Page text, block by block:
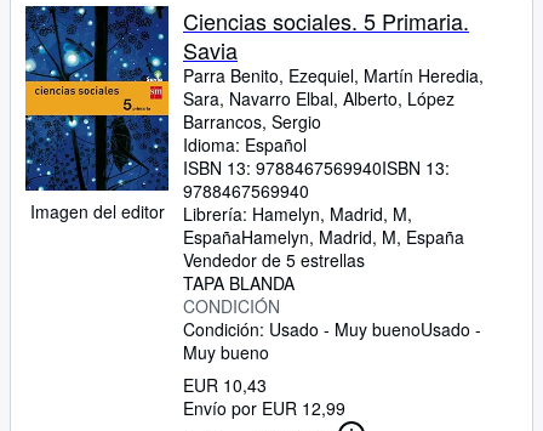
Imagen del editor
Ciencias sociales. 5 Primaria.
Savia
Parra Benito, Ezequiel, Martín Heredia,
Sara, Navarro Elbal, Alberto, López
Barrancos, Sergio
Idioma: Español
ISBN 13: 9788467569940ISBN 13:
9788467569940
Librería: Hamelyn, Madrid, M,
EspañaHamelyn, Madrid, M, España
Vendedor de 5 estrellas
TAPA BLANDA
CONDICIÓN
Condición: Usado - Muy buenoUsado -
Muy bueno
EUR 10,43
Envío por EUR 12,99